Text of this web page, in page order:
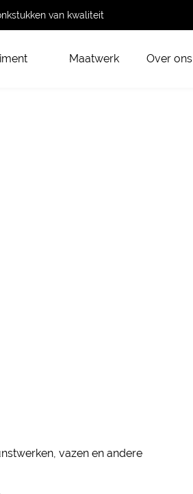
van kwaliteit
Maatwerk Over ons
vazen en andere